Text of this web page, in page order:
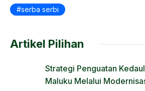
serba serbi
Artikel Pilihan
Strategi Penguatan
Maluku Melalui